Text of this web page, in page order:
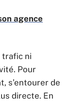
agence
trafic ni
Pour
s’entourer de
directe. En